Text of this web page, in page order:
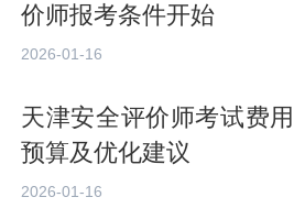
价师报考条件开始
2026-01-16
天津安全评价师考试费用
预算及优化建议
2026-01-16